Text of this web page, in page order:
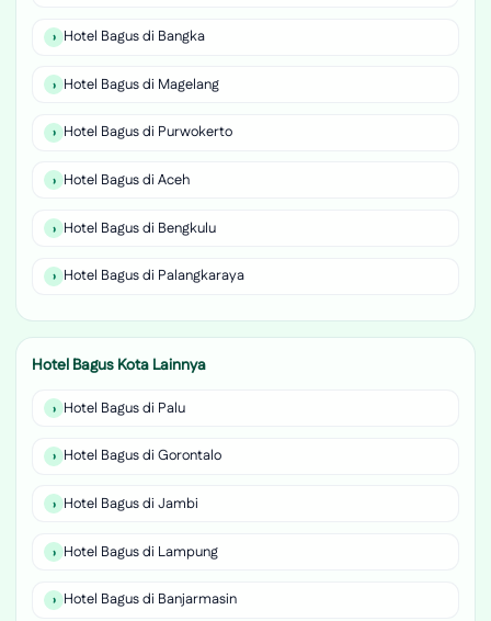
Hotel Bagus di Bangka
Hotel Bagus di Magelang
Hotel Bagus di Purwokerto
Hotel Bagus di Aceh
Hotel Bagus di Bengkulu
Hotel Bagus di Palangkaraya
Hotel Bagus Kota Lainnya
Hotel Bagus di Palu
Hotel Bagus di Gorontalo
Hotel Bagus di Jambi
Hotel Bagus di Lampung
Hotel Bagus di Banjarmasin